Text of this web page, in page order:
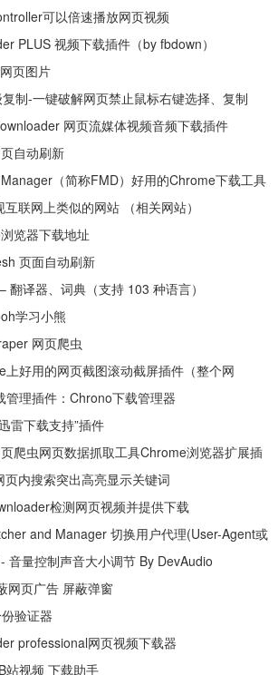
可以倍速播放网页视频
PLUS 视频下载插件（by fbdown）
页图片
制-一键破解网页禁止鼠标右键选择、复制
网页流媒体视频音频下载插件
自动刷新
（简称FMD）好用的Chrome下载工具
联网上类似的网站 （相关网站）
览器下载地址
页面自动刷新
翻译器、词典（支持 103 种语言）
学习小熊
网页爬虫
好用的网页截图滚动截屏插件（整个网
管理插件：Chrono下载管理器
雷下载支持”插件
爬虫网页数据抓取工具Chrome浏览器扩展插
内搜索突出高亮显示关键词
检测网页视频并提供下载
and Manager 切换用户代理(User-Agent或
音量控制声音大小调节 By DevAudio
网页广告 屏蔽弹窗
验证器
professional网页视频下载器
站视频 下载助手